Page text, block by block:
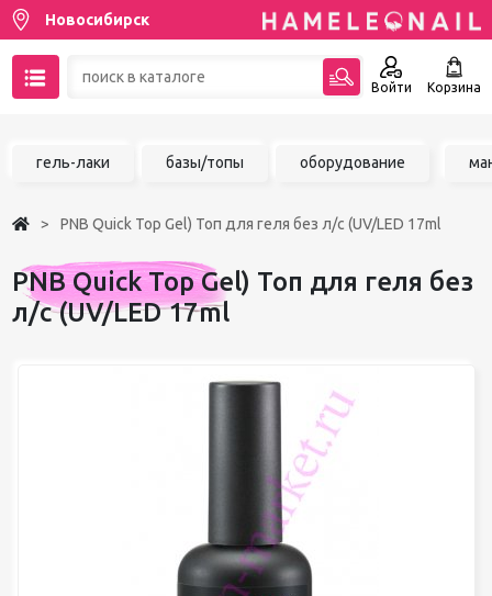
Новосибирск
Войти Корзина
Акции
гель-лаки базы/топы оборудование
PNB Quick Top Gel) Топ для геля без л/с (UV/LED 17ml
PNB Quick Top Gel) Топ для геля без
л/с (UV/LED 17ml